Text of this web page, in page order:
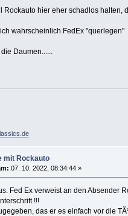
Rockauto hier eher schadlos halten,
wahrscheinlich FedEx
Daumen......
mit Rockauto
07. 10. 2022, 08:34:44 »
Fed Ex verweist an den Absender
!!!
das er es einfach vor die